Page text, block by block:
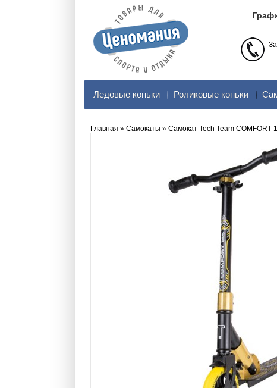
Ледовые коньки Роликовые коньки
Главная » Самокаты » Самокат Tech Team COMFORT